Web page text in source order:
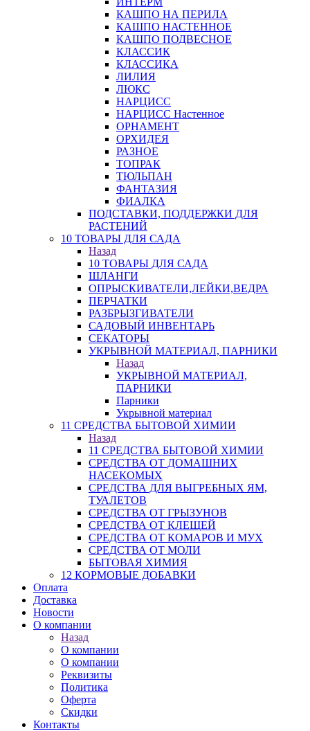
КАШПО НА ПЕРИЛА
КАШПО НАСТЕННОЕ
КАШПО ПОДВЕСНОЕ
КЛАССИК
КЛАССИКА
ЛИЛИЯ
ЛЮКС
НАРЦИСС
НАРЦИСС Настенное
ОРНАМЕНТ
ОРХИДЕЯ
РАЗНОЕ
ТОПРАК
ТЮЛЬПАН
ФАНТАЗИЯ
ФИАЛКА
ПОДСТАВКИ, ПОДДЕРЖКИ ДЛЯ
РАСТЕНИЙ
10 ТОВАРЫ ДЛЯ САДА
Назад
10 ТОВАРЫ ДЛЯ САДА
ШЛАНГИ
ОПРЫСКИВАТЕЛИ,ЛЕЙКИ,ВЕДРА
ПЕРЧАТКИ
РАЗБРЫЗГИВАТЕЛИ
САДОВЫЙ ИНВЕНТАРЬ
СЕКАТОРЫ
УКРЫВНОЙ МАТЕРИАЛ, ПАРНИКИ
Назад
УКРЫВНОЙ МАТЕРИАЛ,
ПАРНИКИ
Парники
Укрывной материал
11 СРЕДСТВА БЫТОВОЙ ХИМИИ
Назад
11 СРЕДСТВА БЫТОВОЙ ХИМИИ
СРЕДСТВА ОТ ДОМАШНИХ
НАСЕКОМЫХ
СРЕДСТВА ДЛЯ ВЫГРЕБНЫХ ЯМ,
ТУАЛЕТОВ
СРЕДСТВА ОТ ГРЫЗУНОВ
СРЕДСТВА ОТ КЛЕЩЕЙ
СРЕДСТВА ОТ КОМАРОВ И МУХ
СРЕДСТВА ОТ МОЛИ
БЫТОВАЯ ХИМИЯ
12 КОРМОВЫЕ ДОБАВКИ
Оплата
Доставка
Новости
О компании
Назад
О компании
О компании
Реквизиты
Политика
Оферта
Скидки
Контакты